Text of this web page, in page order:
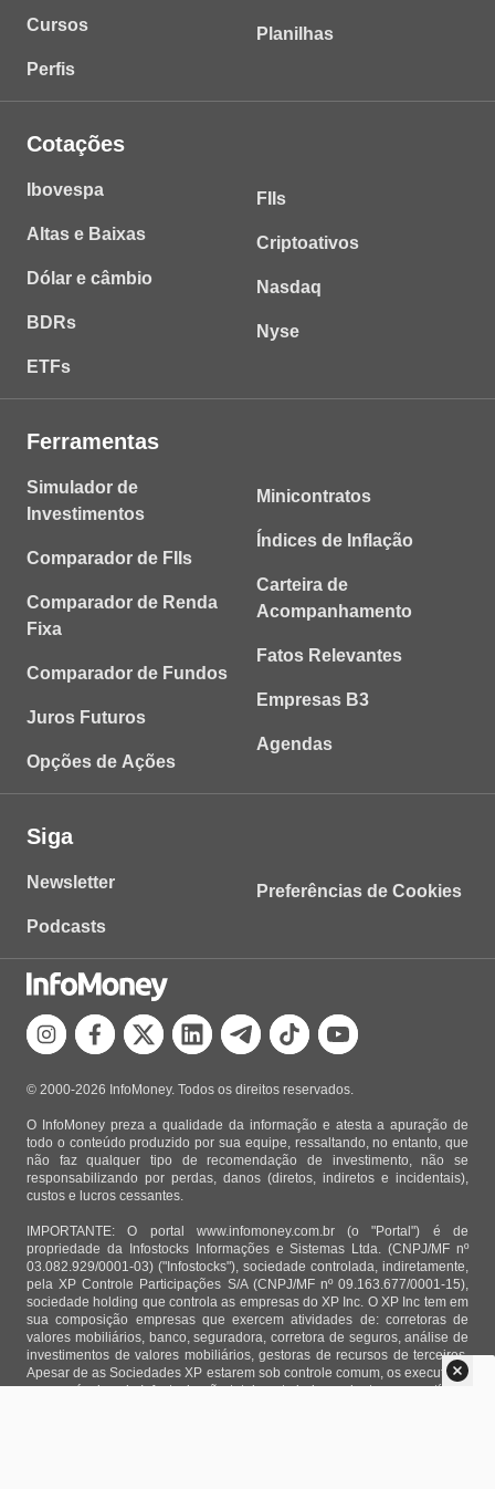
Cursos
Perfis
Planilhas
Cotações
Ibovespa
Altas e Baixas
Dólar e câmbio
BDRs
ETFs
FIIs
Criptoativos
Nasdaq
Nyse
Ferramentas
Simulador de
Investimentos
Comparador de FIIs
Comparador de Renda
Fixa
Comparador de Fundos
Juros Futuros
Opções de Ações
Minicontratos
Índices de Inflação
Carteira de
Acompanhamento
Fatos Relevantes
Empresas B3
Agendas
Siga
Newsletter
Podcasts
Preferências de Cookies
© 2000-2026 InfoMoney. Todos os direitos reservados.
O InfoMoney preza a qualidade da informação e atesta a apuração de
todo o conteúdo produzido por sua equipe, ressaltando, no entanto, que
não faz qualquer tipo de recomendação de investimento, não se
responsabilizando por perdas, danos (diretos, indiretos e incidentais),
custos e lucros cessantes.
IMPORTANTE: O portal www.infomoney.com.br (o "Portal") é de
propriedade da Infostocks Informações e Sistemas Ltda. (CNPJ/MF nº
03.082.929/0001-03) ("Infostocks"), sociedade controlada, indiretamente,
pela XP Controle Participações S/A (CNPJ/MF nº 09.163.677/0001-15),
sociedade holding que controla as empresas do XP Inc. O XP Inc tem em
sua composição empresas que exercem atividades de: corretoras de
valores mobiliários, banco, seguradora, corretora de seguros, análise de
investimentos de valores mobiliários, gestoras de recursos de terceiros.
Apesar de as Sociedades XP estarem sob controle comum, os executivos
responsáveis pela Infostocks são totalmente independentes e as notícias,